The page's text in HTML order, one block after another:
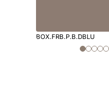
BOX.FRB.P.B.DBLU